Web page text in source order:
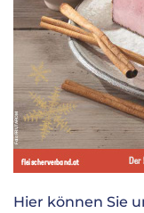
Hier können Sie